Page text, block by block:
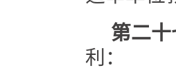
第二
利：